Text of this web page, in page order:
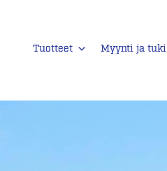
Tuotteet Myynti ja tuki